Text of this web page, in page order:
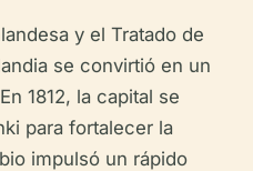
y el Tratado de
se convirtió en un
1812, la capital se
para fortalecer la
impulsó un rápido